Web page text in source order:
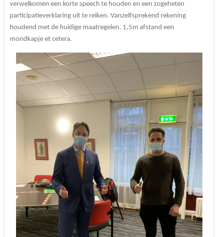
verwelkomen een korte speech te houden en een zogeheten
participatieverklaring uit te reiken. Vanzelfsprekend rekening
houdend met de huidige maatregelen. 1,5m afstand een
mondkapje et cetera.